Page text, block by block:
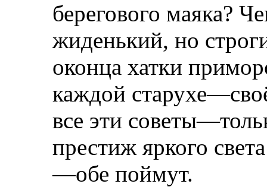
берегового маяка?
жиденький, но
оконца хатки
каждой
все эти
престиж яркого
—обе поймут.